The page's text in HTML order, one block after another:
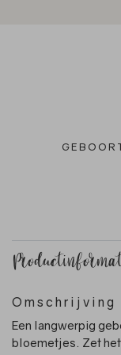
Omschrijving
Een langwerpig
bloemetjes. Zet